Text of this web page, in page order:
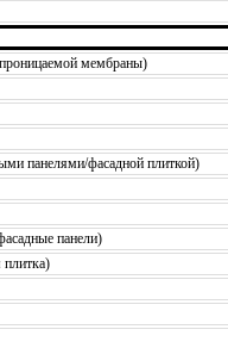
мембраны)
панелями/фасадной плиткой)
панели)